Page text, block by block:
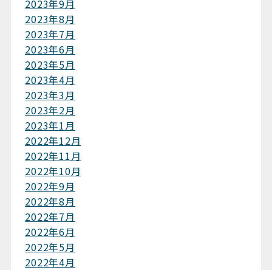
2023年9月
2023年8月
2023年7月
2023年6月
2023年5月
2023年4月
2023年3月
2023年2月
2023年1月
2022年12月
2022年11月
2022年10月
2022年9月
2022年8月
2022年7月
2022年6月
2022年5月
2022年4月